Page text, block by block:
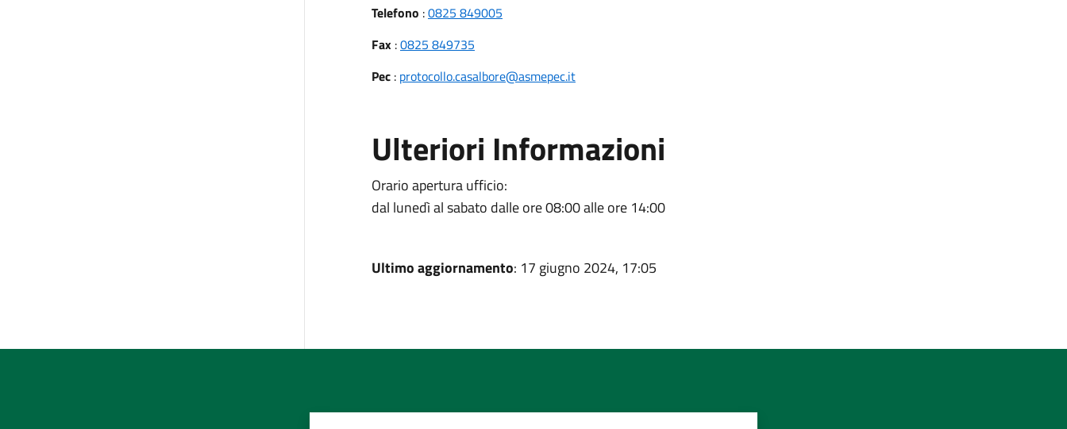
Telefono :0825 849005
Fax:0825 849735
Pec: protocollo.casalbore@asmepec.it
Ulteriori Informazioni
Orario apertura ufficio:
dal lunedì al sabato dalle ore 08:00 alle ore 14:00
Ultimo aggiornamento: 17 giugno 2024, 17:05